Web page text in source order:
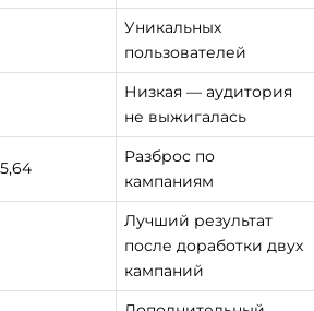
Уникальных
пользователей
Низкая — аудитория
не выжигалась
Разброс по
кампаниям
Лучший результат
после доработки двух
кампаний